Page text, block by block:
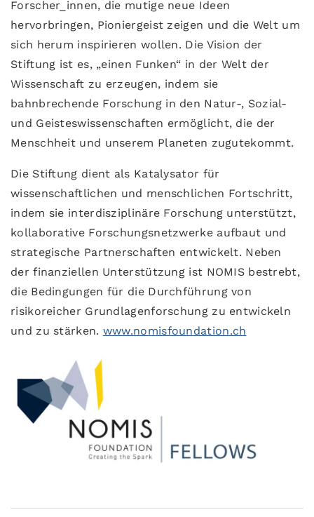
Forscher_innen, die mutige neue Ideen
hervorbringen, Pioniergeist zeigen und die Welt um
sich herum inspirieren wollen. Die Vision der
Stiftung ist es, „einen Funken“ in der Welt der
Wissenschaft zu erzeugen, indem sie
bahnbrechende Forschung in den Natur-, Sozial-
und Geisteswissenschaften ermöglicht, die der
Menschheit und unserem Planeten zugutekommt.
Die Stiftung dient als Katalysator für
wissenschaftlichen und menschlichen Fortschritt,
indem sie interdisziplinäre Forschung unterstützt,
kollaborative Forschungsnetzwerke aufbaut und
strategische Partnerschaften entwickelt. Neben
der finanziellen Unterstützung ist NOMIS bestrebt,
die Bedingungen für die Durchführung von
risikoreicher Grundlagenforschung zu entwickeln
und zu stärken. www.nomisfoundation.ch